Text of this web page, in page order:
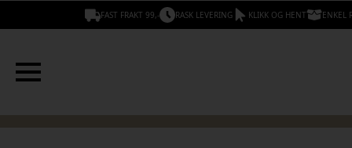
FAST FRAKT 99,- RASK LEVERING KLIKK OG HENT ENKEL